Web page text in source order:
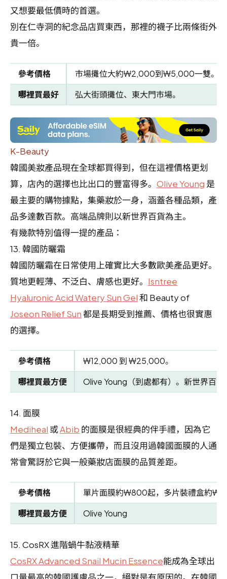
又想要最低價時的首選。
別在仁寺洞的紀念品店買東西，那裡的襪子比兩條街外
貴一倍。
參考價格
市場攤位大約₩2,000到₩5,000一雙。
哪裡買最好
弘大街頭攤位、東大門市場。
K-Beauty
韓國美妝產品現在全球都買得到，但在這裡價格更划
算，店內的選擇也比出口的豐富得多。 Olive Young 是
最主要的購物據點，集藥妝於一身，涵蓋各種品類，產
品多達數百款。高端品牌則以新世界百貨為主。
有幾款特別值得一提的產品：
13. 韓國防曬霜
韓國防曬霜在日常使用上確實比大多數歐美產品更好。
質地更輕薄、不泛白、膚感也更好。 Isntree
Hyaluronic Acid Watery Sun Gel和 Beauty of
Joseon Relief Sun都是長期受到推薦、價格也很實惠
的選擇。
參考價格
₩12,000 到 ₩25,000。
哪裡買最方便
Olive Young（到處都有）。新世界百貨
14. 面膜
Mediheal 或Abib 的面膜是很經典的伴手禮，因為它
們是獨立包裝、方便攜帶，而且沒用過韓國面膜的人通
常會驚訝於它與一般藥妝店面膜的品質差距。
參考價格
單片面膜約₩800起，多片裝禮盒約
哪裡買最方便
Olive Young
15. CosRX 進階蝸牛黏液精華
CosRX Advanced Snail Mucin Essence能成為全球出